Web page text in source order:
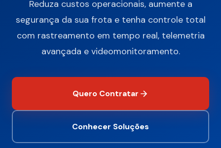
Reduza custos operacionais, aumente a
segurança da sua frota e tenha controle total
com rastreamento em tempo real, telemetria
avançada e videomonitoramento.
Quero Contratar
Conhecer Soluções